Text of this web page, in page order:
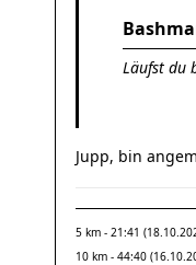
Läufst du
Jupp, bin
5 km - 21:41
10 km - 44:40